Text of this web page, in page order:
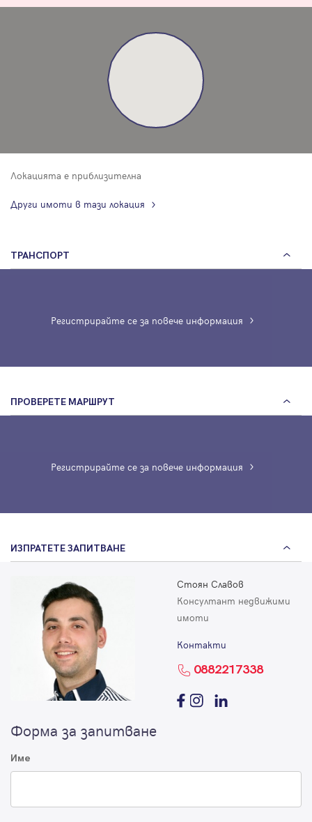
Локацията е приблизителна
Други имоти в тази локация
ТРАНСПОРТ
Регистрирайте се за повече информация
ПРОВЕРЕТЕ МАРШРУТ
Регистрирайте се за повече информация
ИЗПРАТЕТЕ ЗАПИТВАНЕ
Стоян Славов
Консултант недвижими
имоти
Контакти
0882217338
Форма за запитване
Име